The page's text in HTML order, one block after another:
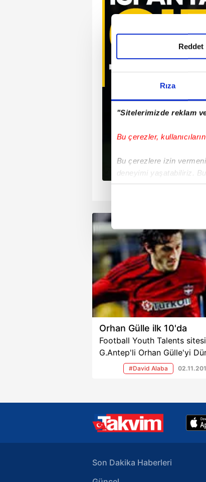
Rıza
"Sitelerimizde reklam
Bu çerezler,
Bu çerezlere izin
deneyimi yaşatabiliriz.
içerikleri sunabilmek
Sizlere daha iyi bir
çerezler vasıtasıyla
amacıyla
reklam/pazarlama
Çerezlere ilişkin
butonuna tıklayabilir,
6698 sayılı Kişisel
mevzuata uygun olarak
Reddet
Orhan Gülle ilk 10'da
Football Youth Talents sitesi
G.Antep'li Orhan Gülle'yi
iyi 2000 genç yıldızı
sırada gösterdi.
#David Alaba
Son Dakika Haberleri